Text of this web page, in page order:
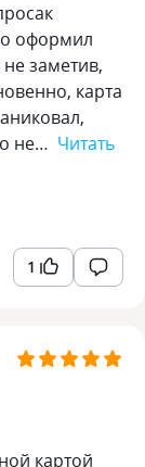
оформил
заметив,
карта
не… Читать
1
картой